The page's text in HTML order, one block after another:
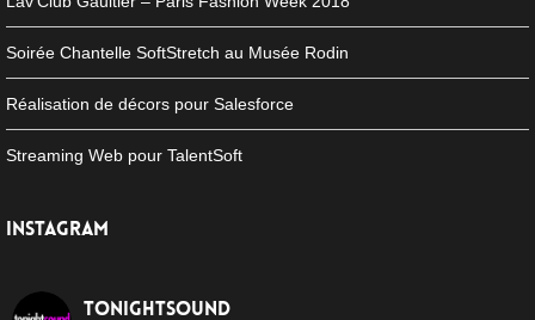
Soirée Chantelle SoftStretch au Musée Rodin
Réalisation de décors pour Salesforce
Streaming Web pour TalentSoft
INSTAGRAM
tonightsound